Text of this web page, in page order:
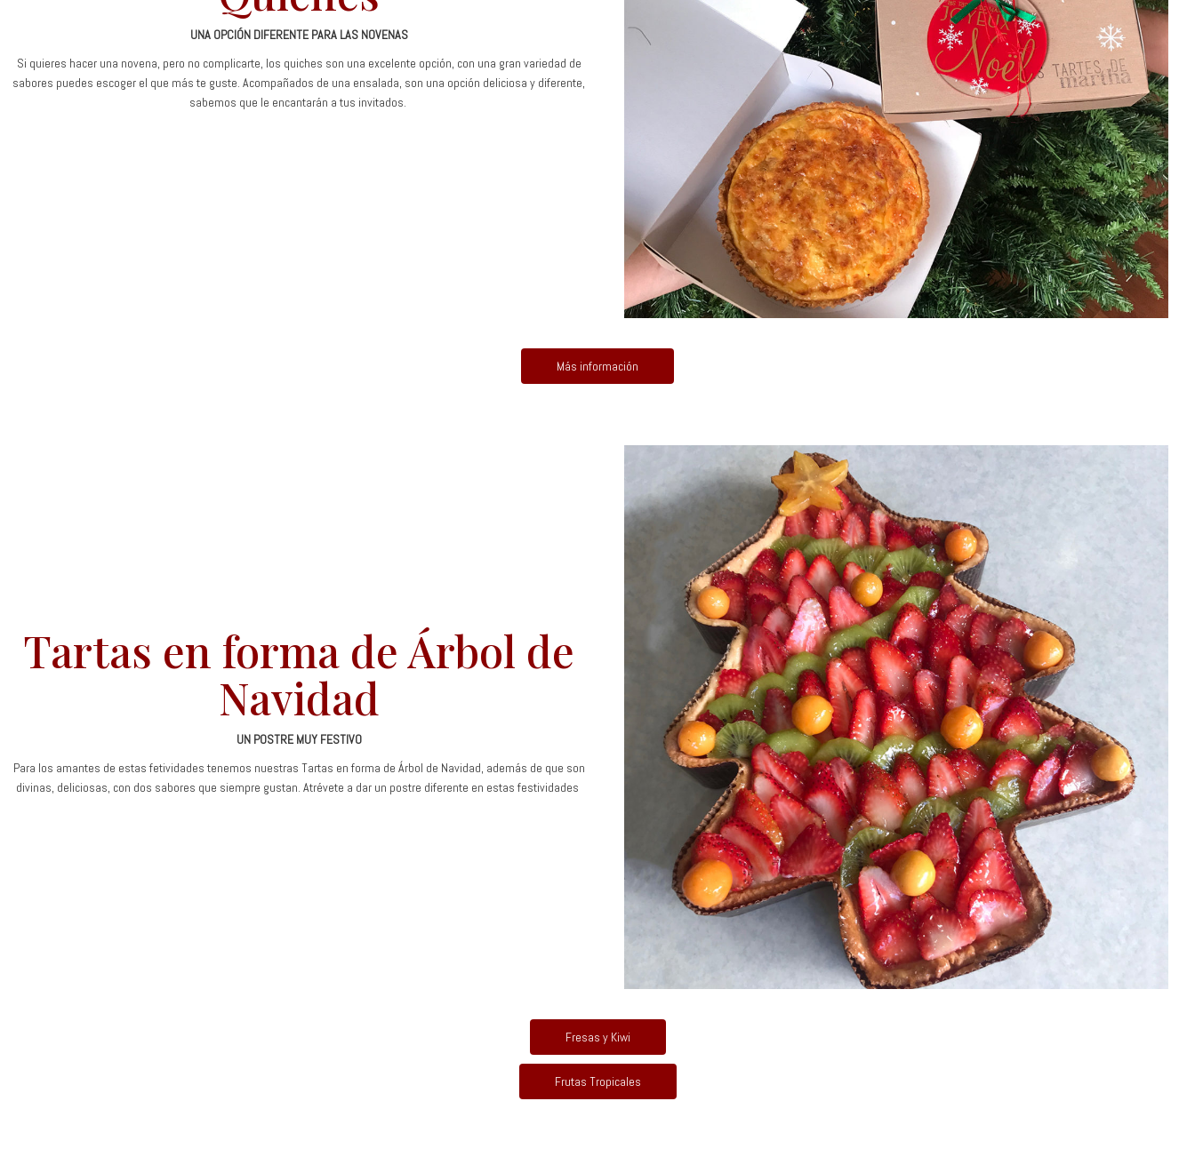
UNA OPCIÓN DIFERENTE PARA LAS NOVENAS
Si quieres hacer una novena, pero no complicarte, los quiches son una excelente opción, con una gran variedad de
sabores puedes escoger el que más te guste. Acompañados de una ensalada, son una opción deliciosa y diferente,
sabemos que le encantarán a tus invitados.
Más información
Tartas en forma de Árbol de
Navidad
UN POSTRE MUY FESTIVO
Para los amantes de estas fetividades tenemos nuestras Tartas en forma de Árbol de Navidad, además de que son
divinas, deliciosas, con dos sabores que siempre gustan. Atrévete a dar un postre diferente en estas festividades
Fresas y Kiwi
Frutas Tropicales